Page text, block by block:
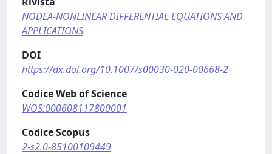
NODEA-NONLINEAR DIFFERENTIAL EQUATIONS AND
APPLICATIONS
DOI
https://dx.doi.org/10.1007/s00030-020-00668-2
Codice Web of Science
WOS:000608117800001
Codice Scopus
2-s2.0-85100109449